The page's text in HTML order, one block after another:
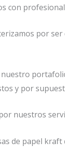
con
por
y por
nuestros
de papel